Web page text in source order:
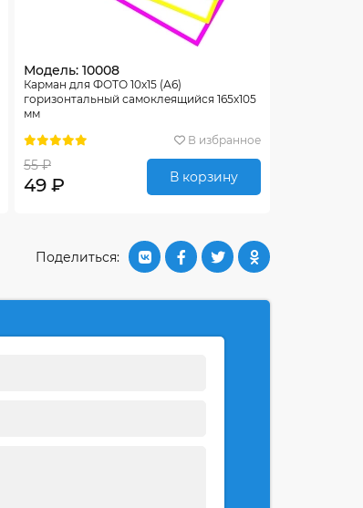
Модель: 10008
Карман для ФОТО 10х15 (А6)
горизонтальный самоклеящийся 165х105
мм
В избранное
55 ₽
49 ₽ В корзину
Поделиться: